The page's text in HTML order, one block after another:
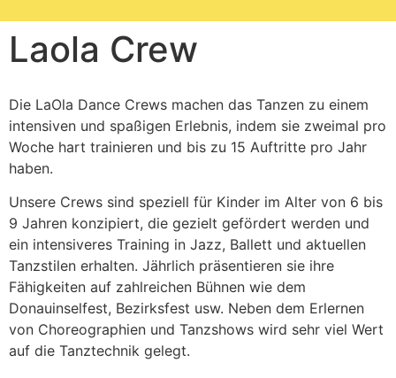
Laola Crew
Die LaOla Dance Crews machen das Tanzen zu einem
intensiven und spaßigen Erlebnis, indem sie zweimal pro
Woche hart trainieren und bis zu 15 Auftritte pro Jahr
haben.
Unsere Crews sind speziell für Kinder im Alter von 6 bis
9 Jahren konzipiert, die gezielt gefördert werden und
ein intensiveres Training in Jazz, Ballett und aktuellen
Tanzstilen erhalten. Jährlich präsentieren sie ihre
Fähigkeiten auf zahlreichen Bühnen wie dem
Donauinselfest, Bezirksfest usw. Neben dem Erlernen
von Choreographien und Tanzshows wird sehr viel Wert
auf die Tanztechnik gelegt.